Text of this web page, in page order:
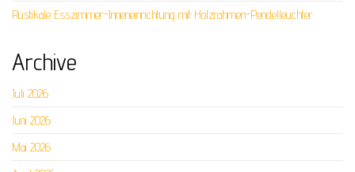
Rustikale Esszimmer-Inneneinrichtung mit Holzrahmen-Pendelleuchter
Archive
Juli 2026
Juni 2026
Mai 2026